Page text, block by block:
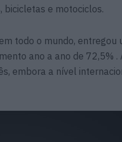
bicicletas e motociclos.
todo o mundo,
ano a ano de 72,5%
embora a nível